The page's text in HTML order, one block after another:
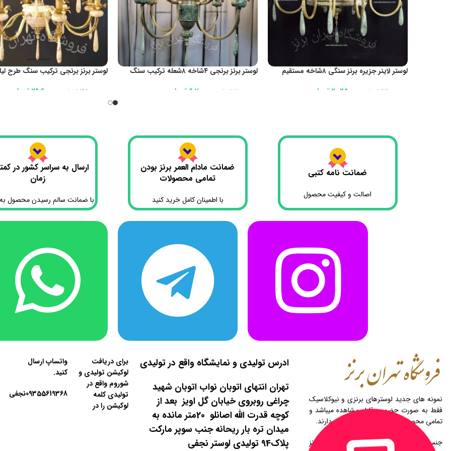
لوستر لاینر جزیره برنز سنگی ۸شاخه مستقیم
25،000،000 تومان 20،250،000 تومان
لوستر برنز برنجی ۴شاخه ۸شعله ترکیب سنگ
11،000،000 تومان 9،700،000 تومان 35،000،000 تومان 29،600،000 تومان
ضمانت نامه کتبی
اصالت و کیفیت محصول
ضمانت مادام العمر برنز بودن
تمامی محصولات
با اطمینان کامل خرید کنید
ارسال به سراسر کشور در
زمان
با ضمانت سالم رسیدن محصول
نمونه های جدید لوسترهای برنزی و نیوکلاسیک
فقط به صورت حضوری قابل مشاهده میباشد و
تمامی محصولات قابلیت سفارشی سازی دارند.
جنس تمامی قطعات محصولات تولیدی ما از برنز
ادرس تولیدی و نمایشگاه واقع در تولیدی
تهران انتهای اتوبان نواب اتوبان شهید
چراغی روبروی خیابان گل اویز بعد از
کوچه قدرت الله اصانلو 20متر مانده به
میدان تره بار ریحانه جنب سوپر مارکت
پلاک94 تولیدی لوستر نجفی
برای دریافت
لوکیشن تولیدی و
شوروم واقع در
تولیدی کلمه
لوکیشن را در
واتساپ ارسال
کنید.
09355619368نجفی